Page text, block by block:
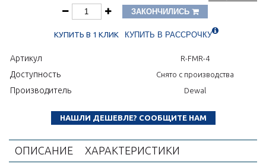
ЗАКОНЧИЛИСЬ
КУПИТЬ В 1 КЛИК КУПИТЬ В РАССРОЧКУ
Артикул R-FMR-4
Доступность Снято с производства
Производитель Dewal
НАШЛИ ДЕШЕВЛЕ? СООБЩИТЕ НАМ
ОПИСАНИЕ ХАРАКТЕРИСТИКИ